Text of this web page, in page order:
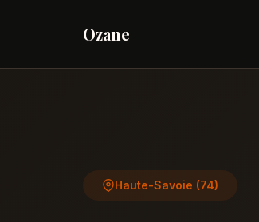
Ozane
Haute-Savoie (74)